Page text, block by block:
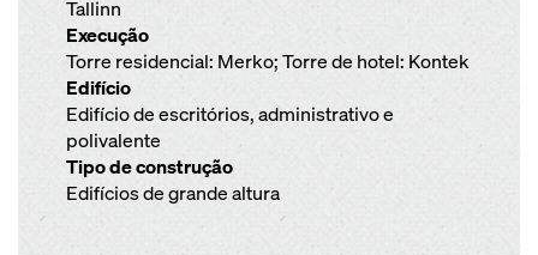
Tallinn
Execução
Torre residencial: Merko; Torre de hotel: Kontek
Edifício
Edifício de escritórios, administrativo e
polivalente
Tipo de construção
Edifícios de grande altura